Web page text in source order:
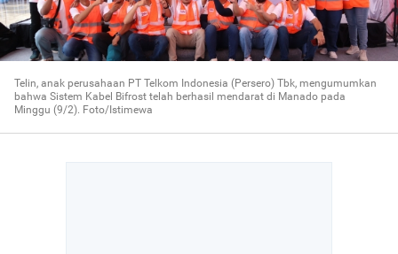
Telin, anak perusahaan PT Telkom Indonesia (Persero) Tbk, mengumumkan
bahwa Sistem Kabel Bifrost telah berhasil mendarat di Manado pada
Minggu (9/2). Foto/Istimewa